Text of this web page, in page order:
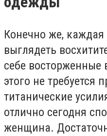
Конечно же,
выглядеть
себе
этого не требуется
титанические
отлично сегодня
женщина.